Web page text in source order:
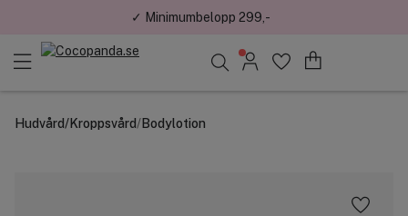
✓ Minimumbelopp 299,-
Hudvård/Kroppsvård/Bodylotion